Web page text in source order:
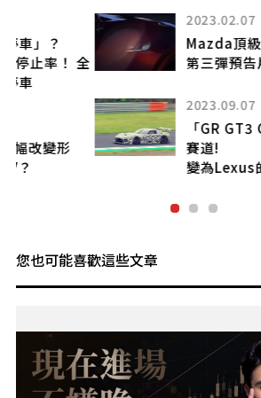
2023.02.07
Mazda頂級SUV「CX-
第三彈預告片釋出
2023.09.07
「GR GT3 Concept」
賽道!
變為Lexus的風格面貌
您也可能喜歡這些文章